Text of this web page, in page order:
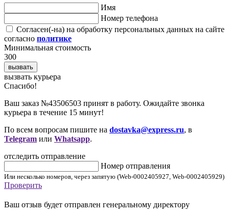
Имя
Номер телефона
Согласен(-на) на обработку персональных данных на сайте
согласно политике
Минимальная стоимость
300
вызвать
вызвать курьера
Cпасибо!
Ваш заказ №43506503 принят в работу. Ожидайте звонка
курьера в течение 15 минут!
По всем вопросам пишите на dostavka@express.ru, в
Telegram или Whatsapp.
отследить отправление
Номер отправления
Или несколько номеров, через запятую (Web-0002405927, Web-0002405929)
Проверить
Ваш отзыв будет отправлен генеральному директору